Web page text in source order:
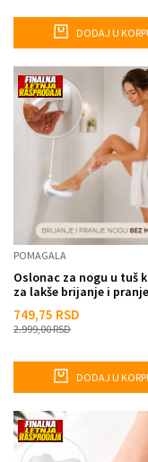
DODAJ U
POMAGALA
Oslonac za nogu u tuš
za lakše brijanje i pranje
749,75 RSD
2.999,00RSD
DODAJ U